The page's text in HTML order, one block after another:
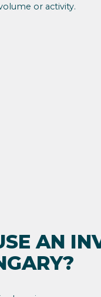
or activity.
AN